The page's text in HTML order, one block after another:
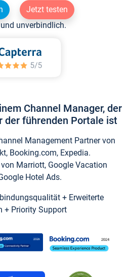
Jetzt testen
unverbindlich.
Channel Manager, der
der führenden Portale ist
Management Partner von
Booking.com, Expedia.
Marriott, Google Vacation
Hotel Ads.
+ Erweiterte
+ Priority Support